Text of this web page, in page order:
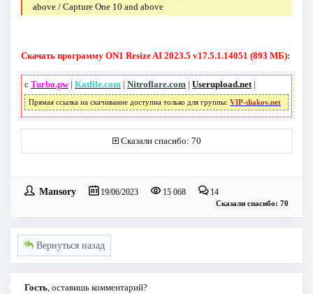
above / Capture One 10 and above
Скачать программу ON1 Resize AI 2023.5 v17.5.1.14051 (893 МБ):
с Turbo.pw| Katfile.com| Nitroflare.com| Userupload.net|
Прямая ссылка на скачивание доступна только для группы: VIP-diakov.net
Сказали спасибо: 70
Mansory 19/06/2023 15 068 14
Сказали спасибо: 70
Вернуться назад
Гость, оставишь комментарий?